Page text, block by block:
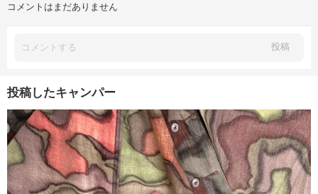
コメントはまだありません
投稿
投稿したキャンパー